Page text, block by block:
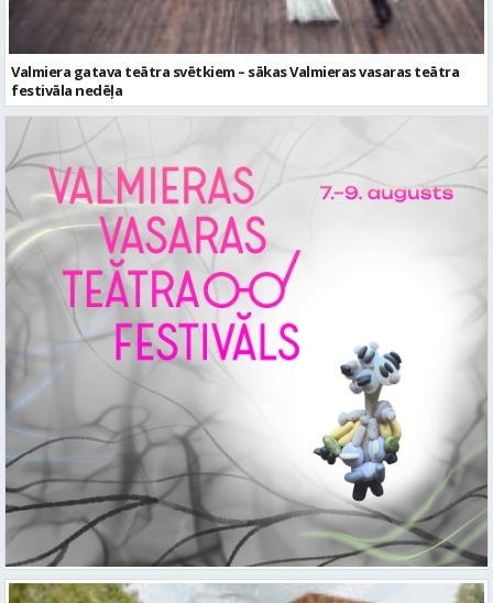
Valmiera gatava teātra svētkiem – sākas Valmieras vasaras teātra
festivāla nedēļa